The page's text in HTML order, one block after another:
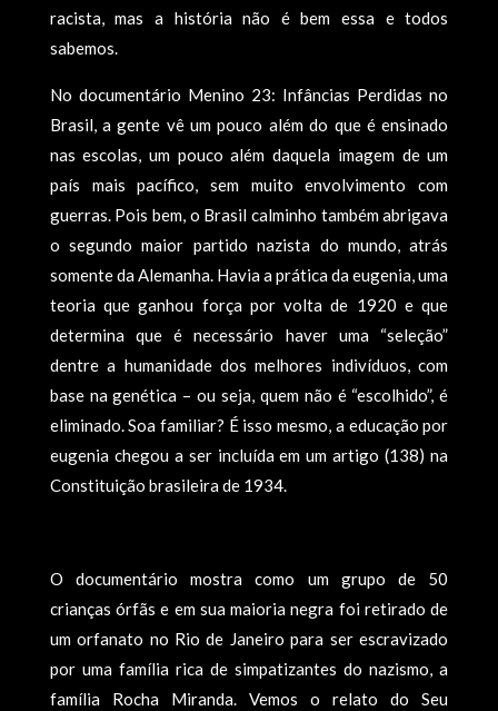
racista, mas a história não é bem essa e todos
sabemos.
No documentário Menino 23: Infâncias Perdidas no
Brasil, a gente vê um pouco além do que é ensinado
nas escolas, um pouco além daquela imagem de um
país mais pacífico, sem muito envolvimento com
guerras. Pois bem, o Brasil calminho também abrigava
o segundo maior partido nazista do mundo, atrás
somente da Alemanha. Havia a prática da eugenia, uma
teoria que ganhou força por volta de 1920 e que
determina que é necessário haver uma “seleção”
dentre a humanidade dos melhores indivíduos, com
base na genética – ou seja, quem não é “escolhido”, é
eliminado. Soa familiar? É isso mesmo, a educação por
eugenia chegou a ser incluída em um artigo (138) na
Constituição brasileira de 1934.
O documentário mostra como um grupo de 50
crianças órfãs e em sua maioria negra foi retirado de
um orfanato no Rio de Janeiro para ser escravizado
por uma família rica de simpatizantes do nazismo, a
família Rocha Miranda. Vemos o relato do Seu